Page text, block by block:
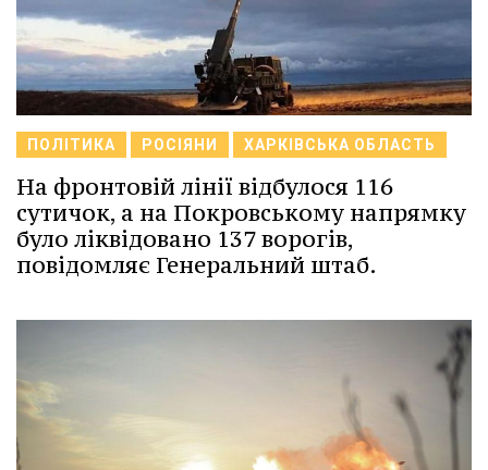
ПОЛІТИКА РОСІЯНИ ХАРКІВСЬКА ОБЛАСТЬ
На фронтовій лінії відбулося 116
сутичок, а на Покровському напрямку
було ліквідовано 137 ворогів,
повідомляє Генеральний штаб.